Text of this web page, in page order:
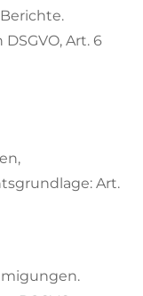
Art. 6
Art.